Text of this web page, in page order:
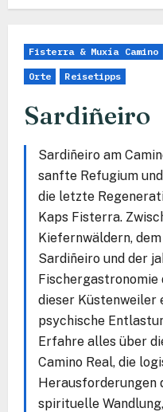
Fisterra & Muxía Camino
Orte Reisetipps
Sardiñeiro
Sardiñeiro am
sanfte Refugium
die letzte
Kaps Fisterra.
Kiefernwäldern,
Sardiñeiro und der
Fischergastronomie
dieser Küstenweiler
psychische
Erfahre alles über
Camino Real, die
Herausforderungen
spirituelle